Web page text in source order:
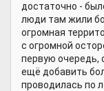
достаточно -
люди там жили
огромная
с огромной
первую очередь,
ещё добавить
проводилась по